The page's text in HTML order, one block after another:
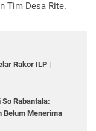
Tim Desa Rite.
Rakor ILP |
Rabantala:
Belum Menerima